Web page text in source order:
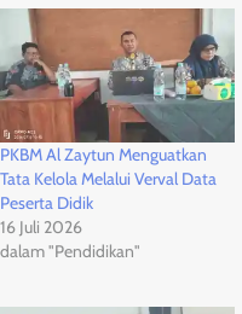
PKBM Al Zaytun Menguatkan
Tata Kelola Melalui Verval Data
Peserta Didik
16 Juli 2026
dalam "Pendidikan"